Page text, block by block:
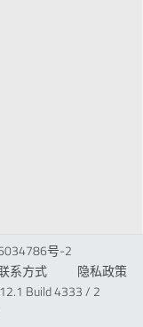
号-2
系方式
隐私政策
Build 4333 / 2